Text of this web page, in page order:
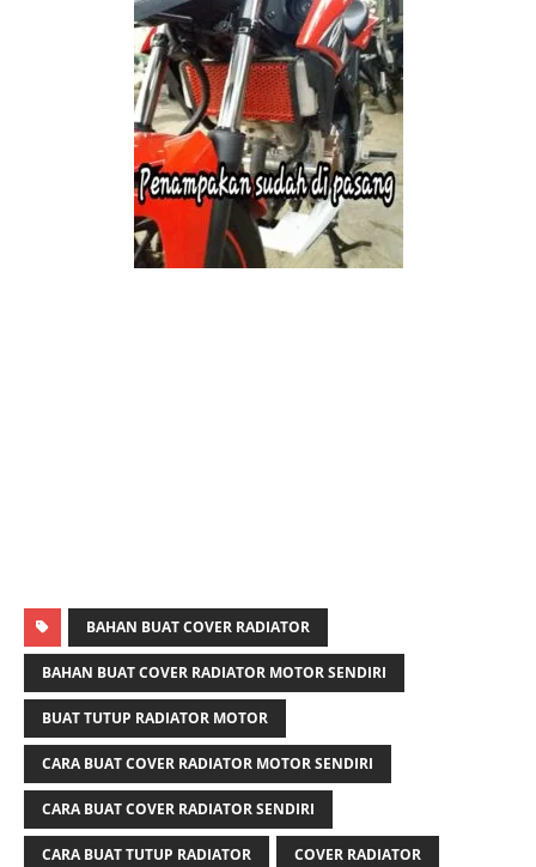
BAHAN BUAT COVER RADIATOR
BAHAN BUAT COVER RADIATOR MOTOR SENDIRI
BUAT TUTUP RADIATOR MOTOR
CARA BUAT COVER RADIATOR MOTOR SENDIRI
CARA BUAT COVER RADIATOR SENDIRI
CARA BUAT TUTUP RADIATOR COVER RADIATOR